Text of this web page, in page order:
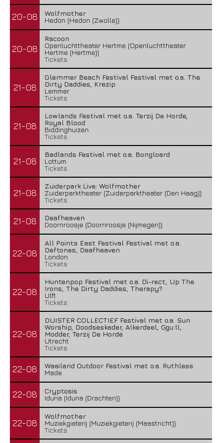
20-08
Wolfmother
Hedon (Hedon (Zwolle))
20-08
Racoon
Openluchttheater Hertme (Openluchttheater
Hertme (Hertme))
Tickets
21-08
Glemmer Beach Festival Festival met o.a. The
Dirty Daddies, Krezip
Lemmer
Tickets
21-08
Lowlands Festival met o.a. Terzij De Horde,
Royal Blood
Biddinghuizen
Tickets
21-08
Badlands Festival met o.a. Bongloard
Lottum
Tickets
21-08
Zuiderpark Live: Wolfmother
Zuiderparktheater (Zuiderparktheater (Den Haag))
Tickets
21-08
Deafheaven
Doornroosje (Doornroosje (Nijmegen))
22-08
All Points East Festival Festival met o.a.
Deftones, Deafheaven
London
Tickets
22-08
Huntenpop Festival met o.a. Di-rect, Up The
Irons, The Dirty Daddies, Therapy?
Ulft
Tickets
22-08
DUISTER COLLECTIEF Festival met o.a. Sun
Worship, Doodseskader, Alkerdeel, Ggu:ll,
Modder, Terzij De Horde
Utrecht
Tickets
22-08
Waailand Outdoor Festival met o.a. Ruthless
Made
22-08
Cryptosis
Iduna (Iduna (Drachten))
22-08
Wolfmother
Muziekgieterij (Muziekgieterij (Maastricht))
Tickets